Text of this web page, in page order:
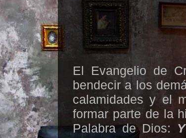
El Evangelio de
bendecir a los
calamidades y el
formar parte de la
Palabra de Dios: